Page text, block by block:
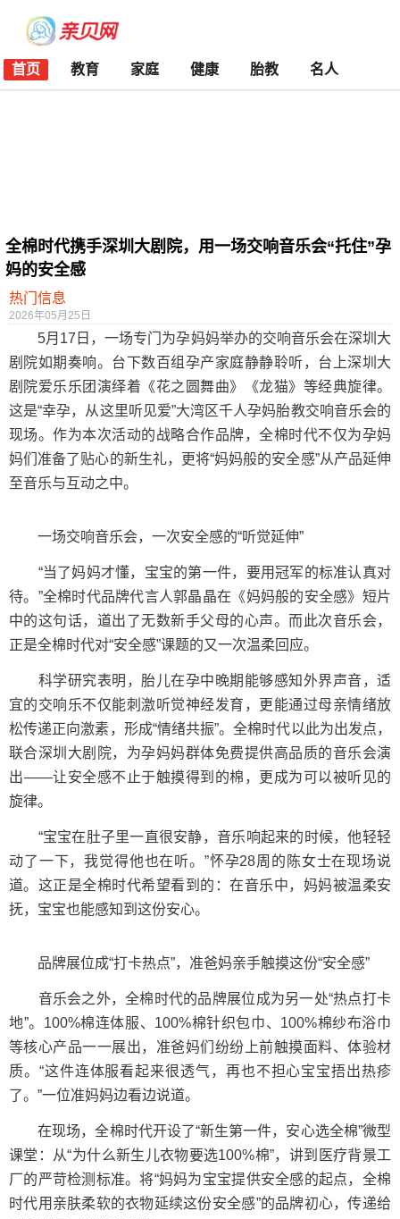
首页 教育 家庭 健康 胎教 名人
全棉时代携手深圳大剧院，用一场交响音乐会“托住”孕
妈的安全感
热门信息
2026年05月25日
5月17日，一场专门为孕妈妈举办的交响音乐会在深圳大
剧院如期奏响。台下数百组孕产家庭静静聆听，台上深圳大
剧院爱乐乐团演绎着《花之圆舞曲》《龙猫》等经典旋律。
这是“幸孕，从这里听见爱”大湾区千人孕妈胎教交响音乐会的
现场。作为本次活动的战略合作品牌，全棉时代不仅为孕妈
妈们准备了贴心的新生礼，更将“妈妈般的安全感”从产品延伸
至音乐与互动之中。
一场交响音乐会，一次安全感的“听觉延伸”
“当了妈妈才懂，宝宝的第一件，要用冠军的标准认真对
待。”全棉时代品牌代言人郭晶晶在《妈妈般的安全感》短片
中的这句话，道出了无数新手父母的心声。而此次音乐会，
正是全棉时代对“安全感”课题的又一次温柔回应。
科学研究表明，胎儿在孕中晚期能够感知外界声音，适
宜的交响乐不仅能刺激听觉神经发育，更能通过母亲情绪放
松传递正向激素，形成“情绪共振”。全棉时代以此为出发点，
联合深圳大剧院，为孕妈妈群体免费提供高品质的音乐会演
出——让安全感不止于触摸得到的棉，更成为可以被听见的
旋律。
“宝宝在肚子里一直很安静，音乐响起来的时候，他轻轻
动了一下，我觉得他也在听。”怀孕28周的陈女士在现场说
道。这正是全棉时代希望看到的：在音乐中，妈妈被温柔安
抚，宝宝也能感知到这份安心。
品牌展位成“打卡热点”，准爸妈亲手触摸这份“安全感”
音乐会之外，全棉时代的品牌展位成为另一处“热点打卡
地”。100%棉连体服、100%棉针织包巾、100%棉纱布浴巾
等核心产品一一展出，准爸妈们纷纷上前触摸面料、体验材
质。“这件连体服看起来很透气，再也不担心宝宝捂出热疹
了。”一位准妈妈边看边说道。
在现场，全棉时代开设了“新生第一件，安心选全棉”微型
课堂：从“为什么新生儿衣物要选100%棉”，讲到医疗背景工
厂的严苛检测标准。将“妈妈为宝宝提供安全感的起点，全棉
时代用亲肤柔软的衣物延续这份安全感”的品牌初心，传递给